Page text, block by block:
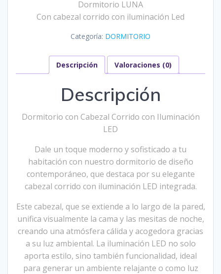
Dormitorio LUNA
Con cabezal corrido con iluminación Led
Categoría: DORMITORIO
Descripción Valoraciones (0)
Descripción
Dormitorio con Cabezal Corrido con Iluminación
LED
Dale un toque moderno y sofisticado a tu
habitación con nuestro dormitorio de diseño
contemporáneo, que destaca por su elegante
cabezal corrido con iluminación LED integrada.
Este cabezal, que se extiende a lo largo de la pared,
unifica visualmente la cama y las mesitas de noche,
creando una atmósfera cálida y acogedora gracias
a su luz ambiental. La iluminación LED no solo
aporta estilo, sino también funcionalidad, ideal
para generar un ambiente relajante o como luz